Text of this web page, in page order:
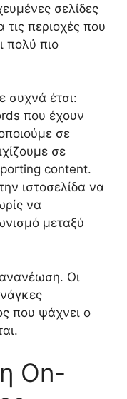
σελίδες
τις περιοχές που
πολύ πιο
συχνά έτσι:
που έχουν
σε
σε
content.
ιστοσελίδα να
να
μεταξύ
ανανέωση. Οι
που ψάχνει ο
On-